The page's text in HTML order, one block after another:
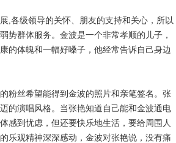
级领导的关怀、朋友的支持和关心，所以
势群体服务。金波是一个非常孝顺的儿子，
的体魄和一幅好嗓子，他经常告诉自己身边
丝希望能得到金波的照片和亲笔签名。张
的演唱风格。当张艳知道自己能和金波通电
感到忧虑，但还要快乐地生活，要给周围人
乐观精神深深感动，金波对张艳说，没有痛